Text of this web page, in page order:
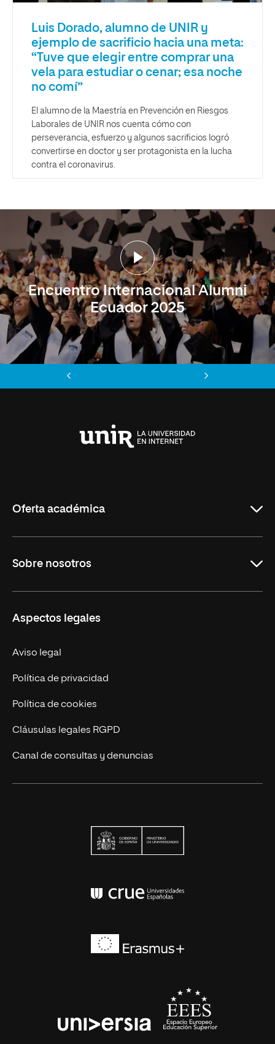
Luis Dorado, alumno de UNIR y
ejemplo de sacrificio hacia una meta:
“Tuve que elegir entre comprar una
vela para estudiar o cenar; esa noche
no comí”
El alumno de la Maestría en Prevención en Riesgos
Laborales de UNIR nos cuenta cómo con
perseverancia, esfuerzo y algunos sacrificios logró
convertirse en doctor y ser protagonista en la lucha
contra el coronavirus.
Encuentro Internacional Alumni
Ecuador 2025
Oferta académica
Formación Continua
Carreras
Sobre nosotros
Trabaja en UNIR
Actualidad
Contáctanos
Aspectos legales
Aviso legal
Política de privacidad
Política de cookies
Cláusulas legales RGPD
Canal de consultas y denuncias